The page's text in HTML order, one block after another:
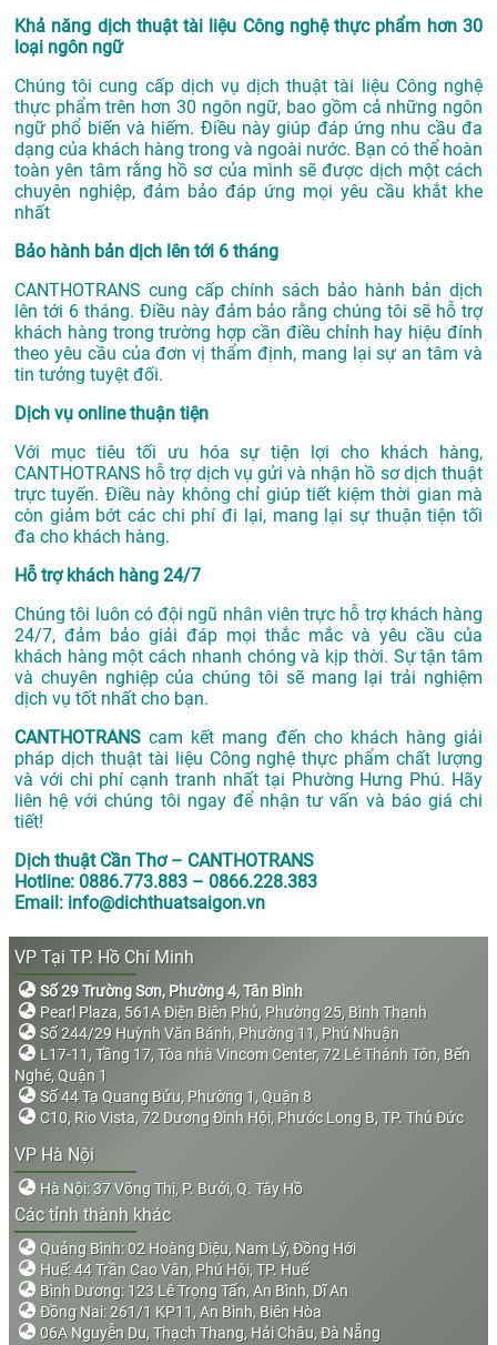
Khả năng dịch thuật tài liệu Công nghệ thực phẩm hơn 30
loại ngôn ngữ
Chúng tôi cung cấp dịch vụ dịch thuật tài liệu Công nghệ
thực phẩm trên hơn 30 ngôn ngữ, bao gồm cả những ngôn
ngữ phổ biến và hiếm. Điều này giúp đáp ứng nhu cầu đa
dạng của khách hàng trong và ngoài nước. Bạn có thể hoàn
toàn yên tâm rằng hồ sơ của mình sẽ được dịch một cách
chuyên nghiệp, đảm bảo đáp ứng mọi yêu cầu khắt khe
nhất
Bảo hành bản dịch lên tới 6 tháng
CANTHOTRANS cung cấp chính sách bảo hành bản dịch
lên tới 6 tháng. Điều này đảm bảo rằng chúng tôi sẽ hỗ trợ
khách hàng trong trường hợp cần điều chỉnh hay hiệu đính
theo yêu cầu của đơn vị thẩm định, mang lại sự an tâm và
tin tưởng tuyệt đối.
Dịch vụ online thuận tiện
Với mục tiêu tối ưu hóa sự tiện lợi cho khách hàng,
CANTHOTRANS hỗ trợ dịch vụ gửi và nhận hồ sơ dịch thuật
trực tuyến. Điều này không chỉ giúp tiết kiệm thời gian mà
còn giảm bớt các chi phí đi lại, mang lại sự thuận tiện tối
đa cho khách hàng.
Hỗ trợ khách hàng 24/7
Chúng tôi luôn có đội ngũ nhân viên trực hỗ trợ khách hàng
24/7, đảm bảo giải đáp mọi thắc mắc và yêu cầu của
khách hàng một cách nhanh chóng và kịp thời. Sự tận tâm
và chuyên nghiệp của chúng tôi sẽ mang lại trải nghiệm
dịch vụ tốt nhất cho bạn.
CANTHOTRANS cam kết mang đến cho khách hàng giải
pháp dịch thuật tài liệu Công nghệ thực phẩm chất lượng
và với chi phí cạnh tranh nhất tại Phường Hưng Phú. Hãy
liên hệ với chúng tôi ngay để nhận tư vấn và báo giá chi
tiết!
Dịch thuật Cần Thơ – CANTHOTRANS
Hotline: 0886.773.883 – 0866.228.383
Email: info@dichthuatsaigon.vn
VP Tại TP. Hồ Chí Minh
Số 29 Trường Sơn, Phường 4, Tân Bình
Pearl Plaza, 561A Điện Biên Phủ, Phường 25, Bình Thạnh
Số 244/29 Huỳnh Văn Bánh, Phường 11, Phú Nhuận
L17-11, Tầng 17, Tòa nhà Vincom Center, 72 Lê Thánh Tôn, Bến
Nghé, Quận 1
Số 44 Tạ Quang Bửu, Phường 1, Quận 8
C10, Rio Vista, 72 Dương Đình Hội, Phước Long B, TP. Thủ Đức
VP Hà Nội
Hà Nội: 37 Võng Thị, P. Bưởi, Q. Tây Hồ
Các tỉnh thành khác
Quảng Bình: 02 Hoàng Diệu, Nam Lý, Đồng Hới
Huế: 44 Trần Cao Vân, Phú Hội, TP. Huế
Bình Dương: 123 Lê Trọng Tấn, An Bình, Dĩ An
Đồng Nai: 261/1 KP11, An Bình, Biên Hòa
06A Nguyễn Du, Thạch Thang, Hải Châu, Đà Nẵng